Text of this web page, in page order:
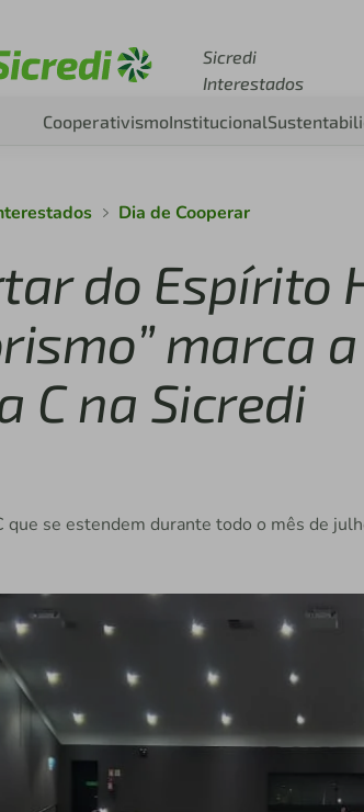
Sicredi
Interestados
CooperativismoInstitucional
Dia de Cooperar
do Espírito
marca a
C na Sicredi
que se estendem durante todo o mês de